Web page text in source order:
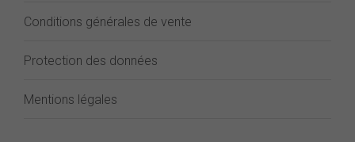
Conditions générales de vente
Protection des données
Mentions légales